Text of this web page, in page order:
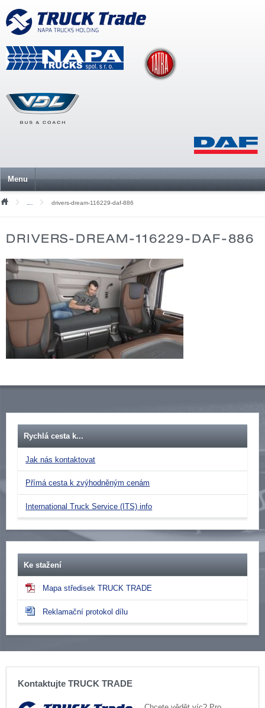
Menu
Mediální soubory
drivers-dream-116229-daf-886
DRIVERS-DREAM-116229-DAF-886
Rychlá cesta k...
Jak nás kontaktovat
Přímá cesta k zvýhodněným cenám
International Truck Service (ITS) info
Ke stažení
Mapa středisek TRUCK TRADE
Reklamační protokol dílu
Kontaktujte TRUCK TRADE